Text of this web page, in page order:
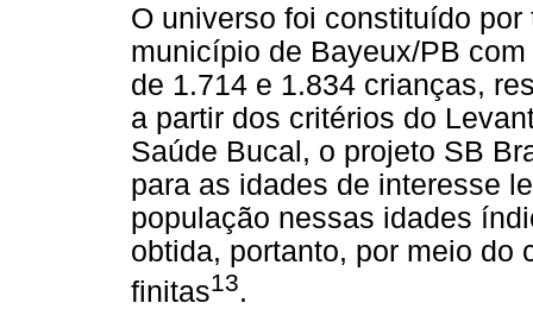
O universo foi constituído
município de Bayeux/PB
de 1.714 e 1.834 crianças,
a partir dos critérios do
Saúde Bucal, o projeto SB
para as idades de interesse
população nessas idades
obtida, portanto, por meio do
finitas13.